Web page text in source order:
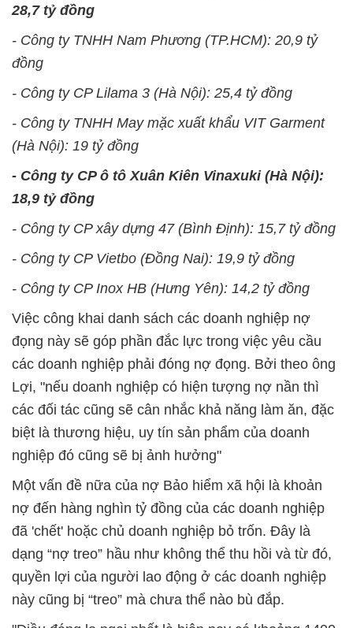
28,7 tỷ đồng
- Công ty TNHH Nam Phương (TP.HCM): 20,9 tỷ
đồng
- Công ty CP Lilama 3 (Hà Nội): 25,4 tỷ đồng
- Công ty TNHH May mặc xuất khẩu VIT Garment
(Hà Nội): 19 tỷ đồng
- Công ty CP ô tô Xuân Kiên Vinaxuki (Hà Nội):
18,9 tỷ đồng
- Công ty CP xây dựng 47 (Bình Định): 15,7 tỷ đồng
- Công ty CP Vietbo (Đồng Nai): 19,9 tỷ đồng
- Công ty CP Inox HB (Hưng Yên): 14,2 tỷ đồng
Việc công khai danh sách các doanh nghiệp nợ
đọng này sẽ góp phần đắc lực trong việc yêu cầu
các doanh nghiệp phải đóng nợ đọng. Bởi theo ông
Lợi, "nếu doanh nghiệp có hiện tượng nợ nần thì
các đối tác cũng sẽ cân nhắc khả năng làm ăn, đặc
biệt là thương hiệu, uy tín sản phẩm của doanh
nghiệp đó cũng sẽ bị ảnh hưởng"
Một vấn đề nữa của nợ Bảo hiểm xã hội là khoản
nợ đến hàng nghìn tỷ đồng của các doanh nghiệp
đã 'chết' hoặc chủ doanh nghiệp bỏ trốn. Đây là
dạng “nợ treo” hầu như không thể thu hồi và từ đó,
quyền lợi của người lao động ở các doanh nghiệp
này cũng bị “treo” mà chưa thể nào bù đắp.